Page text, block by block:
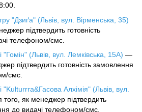
"Дзиґа" (Львів, вул. Вірменська, 35)
підтвердить готовність
телефоном/смс.
"Гомін" (Львів, вул. Лемківська, 15А) —
підтвердить готовність замовлення
смс.
"Kulturrra&Гасова Алхімія" (Львів, вул.
того, як менеджер підтвердить
до видачі телефоном/смс.